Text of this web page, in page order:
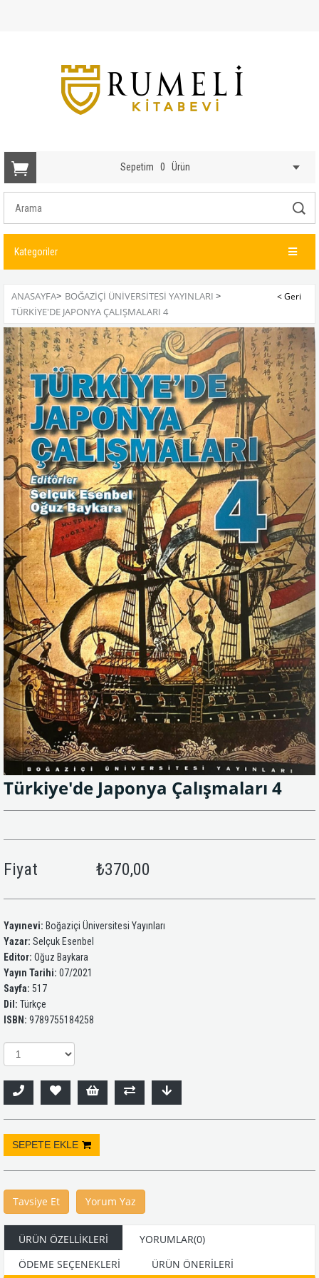
Sepetim 0 Ürün
Kategoriler
ANASAYFA> BOĞAZİÇİ ÜNİVERSİTESİ YAYINLARI >
TÜRKIYE'DE JAPONYA ÇALIŞMALARI 4
Türkiye'de Japonya Çalışmaları 4
Fiyat ₺370,00
Yayınevi: Boğaziçi Üniversitesi Yayınları
Yazar: Selçuk Esenbel
Editor: Oğuz Baykara
Yayın Tarihi: 07/2021
Sayfa: 517
Dil: Türkçe
ISBN: 9789755184258
Tavsiye Et Yorum Yaz
ÜRÜN ÖZELLIKLERI YORUMLAR(0)
ÖDEME SEÇENEKLERI
ÜRÜN ÖNERILERI